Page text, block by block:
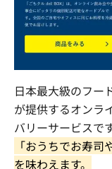
日本最大級のフー
が提供するオンラ
バリーサービスです
「おうちでお寿
を味わえます。